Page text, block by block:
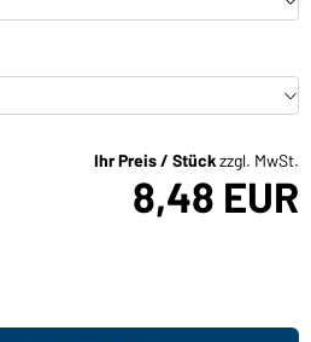
Ihr Preis / Stückzzgl. MwSt.
8,48 EUR